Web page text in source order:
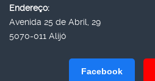
Endereço:
Avenida 25 de Abril, 29
5070-011 Alijó
Facebook